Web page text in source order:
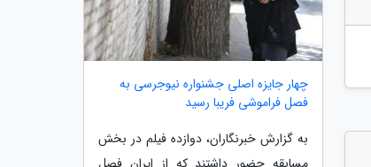
چهار جایزه اصلی جشنواره نیوجرسی به
فصل فراموشی فریبا رسید
به گزارش خبرنگاران، دوازده فیلم در بخش